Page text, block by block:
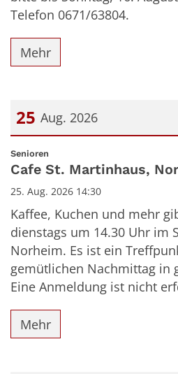
Telefon 0671/63804.
Mehr
25 Aug. 2026
Datum: 25. August 2026
Senioren
Cafe St. Martinhaus,
25. Aug. 2026 14:30
Kaffee, Kuchen und mehr
dienstags um 14.30 Uhr im
Norheim. Es ist ein
gemütlichen Nachmittag in
Eine Anmeldung ist nicht
Mehr